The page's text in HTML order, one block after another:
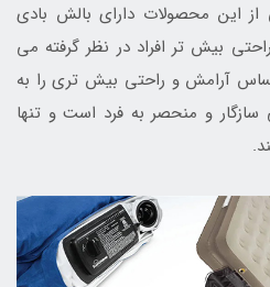
این محصولات دارای بالش بادی
بیش تر افراد در نظر گرفته می
آرامش و راحتی بیش تری را به
و منحصر به فرد است و تنها